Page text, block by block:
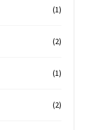
(1)
(2)
(1)
(2)